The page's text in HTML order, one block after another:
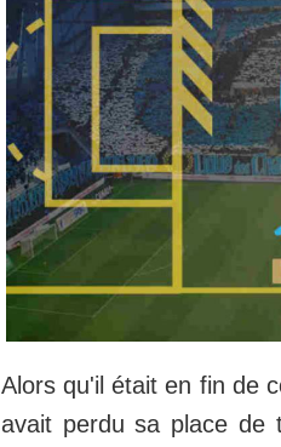
Alors qu'il était en fin de
avait perdu sa place de